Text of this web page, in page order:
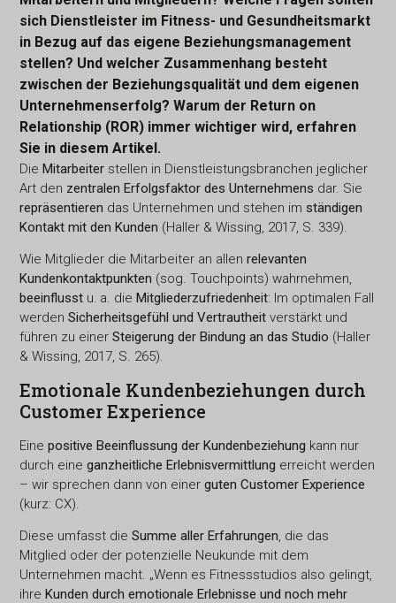
sich Dienstleister im Fitness- und Gesundheitsmarkt
in Bezug auf das eigene Beziehungsmanagement
stellen? Und welcher Zusammenhang besteht
zwischen der Beziehungsqualität und dem eigenen
Unternehmenserfolg? Warum der Return on
Relationship (ROR) immer wichtiger wird, erfahren
Sie in diesem Artikel.
DieMitarbeiter stellen in Dienstleistungsbranchen jeglicher
Art den zentralen Erfolgsfaktor des Unternehmens dar. Sie
repräsentieren das Unternehmen und stehen im ständigen
Kontakt mit den Kunden (Haller & Wissing, 2017, S. 339).
Wie Mitglieder die Mitarbeiter an allenrelevanten
Kundenkontaktpunkten (sog. Touchpoints) wahrnehmen,
beeinflusst u. a. dieMitgliederzufriedenheit: Im optimalen Fall
werdenSicherheitsgefühl und Vertrautheit verstärkt und
führen zu einerSteigerung der Bindung an das Studio (Haller
& Wissing, 2017, S. 265).
Emotionale Kundenbeziehungen durch
Customer Experience
Einepositive Beeinflussung der Kundenbeziehung kann nur
durch eineganzheitliche Erlebnisvermittlung erreicht werden
– wir sprechen dann von einerguten Customer Experience
(kurz: CX).
Diese umfasst dieSumme aller Erfahrungen, die das
Mitglied oder der potenzielle Neukunde mit dem
Unternehmen macht. „Wenn es Fitnessstudios also gelingt,
ihreKunden durch emotionale Erlebnisse und noch mehr